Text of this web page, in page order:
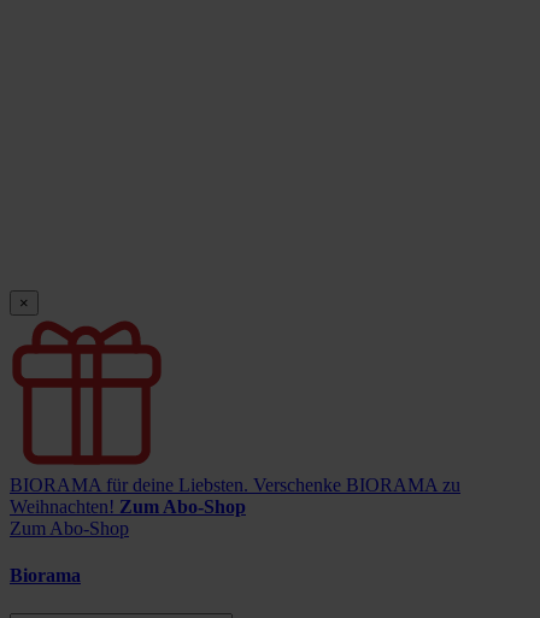
×
BIORAMA für deine Liebsten. Verschenke BIORAMA zu
Weihnachten! Zum Abo-Shop
Zum Abo-Shop
Biorama